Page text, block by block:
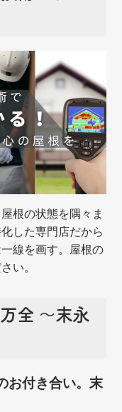
根の状態を隅々ま
した専門店だから
線を画す。屋根の
い。
全 ～末永
お付き合い。末